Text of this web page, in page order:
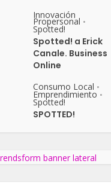
Innovación
Propersonal •
Spotted!
Spotted! a Erick
Canale. Business
Online
Consumo Local •
Emprendimiento •
Spotted!
SPOTTED!